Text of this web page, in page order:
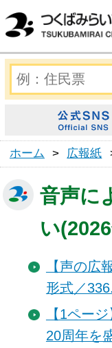
ホーム > 広報紙
音声に
い
【声の広
形式／
【1ペー
20周年を